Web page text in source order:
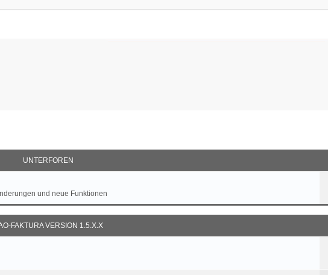
UNTERFOREN
und neue Funktionen
FAKTURA VERSION 1.5.X.X